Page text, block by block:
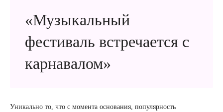
«Музыкальный
фестиваль встречается с
карнавалом»
Уникально то, что с момента основания, популярность